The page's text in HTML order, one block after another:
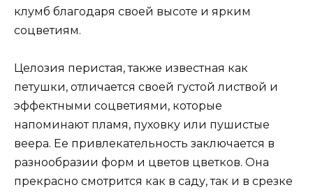
клумб благодаря своей высоте и ярким
соцветиям.
Целозия перистая, также известная как
петушки, отличается своей густой листвой и
эффектными соцветиями, которые
напоминают пламя, пуховку или пушистые
веера. Ее привлекательность заключается в
разнообразии форм и цветов цветков. Она
прекрасно смотрится как в саду, так и в срезке